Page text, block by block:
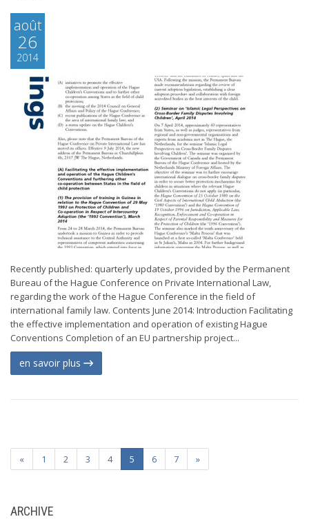
août
26
2014
Recently published: quarterly updates, provided by the Permanent
Bureau of the Hague Conference on Private International Law,
regarding the work of the Hague Conference in the field of
international family law. Contents June 2014: Introduction Facilitating
the effective implementation and operation of existing Hague
Conventions Completion of an EU partnership project...
en savoir plus
« 1 2 3 4 5 6 7 »
ARCHIVE